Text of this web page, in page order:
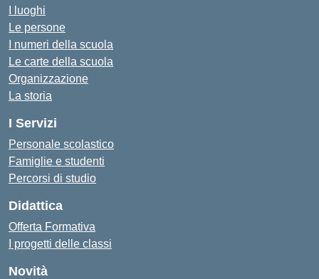
I luoghi
Le persone
I numeri della scuola
Le carte della scuola
Organizzazione
La storia
I Servizi
Personale scolastico
Famiglie e studenti
Percorsi di studio
Didattica
Offerta Formativa
I progetti delle classi
Novità